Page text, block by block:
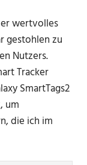
wertvolles
gestohlen zu
Nutzers.
Tracker
SmartTags2
um
die ich im